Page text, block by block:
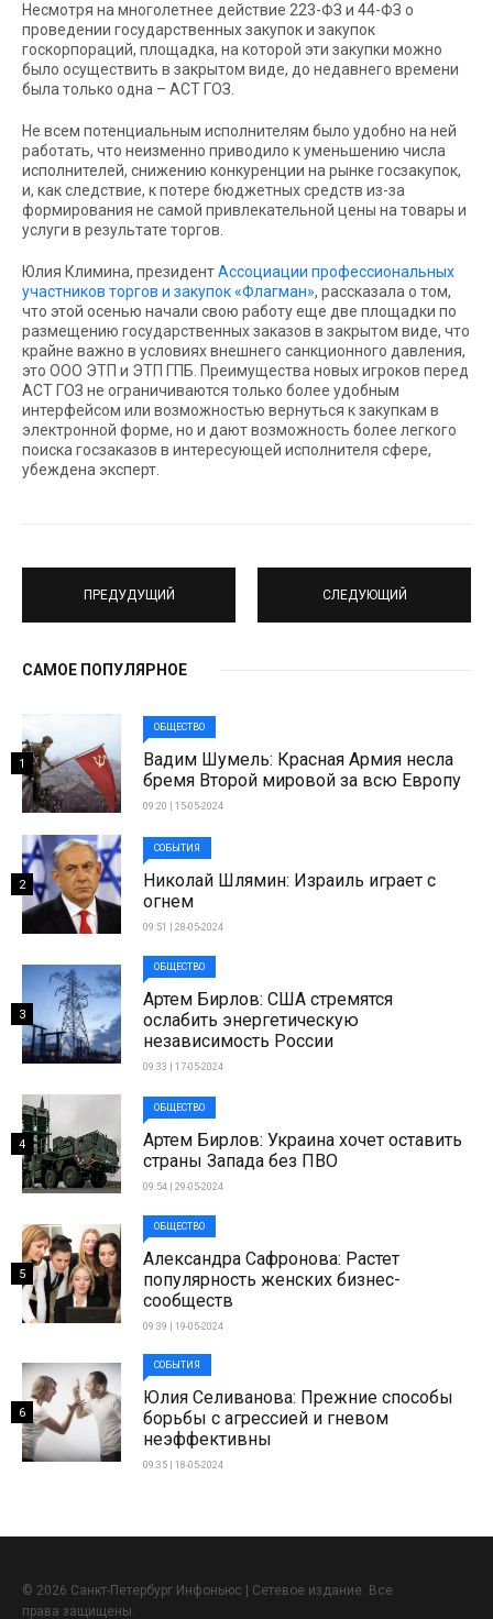
Несмотря на многолетнее действие 223-ФЗ и 44-ФЗ о
проведении государственных закупок и закупок
госкорпораций, площадка, на которой эти закупки можно
было осуществить в закрытом виде, до недавнего времени
была только одна – АСТ ГОЗ.
Не всем потенциальным исполнителям было удобно на ней
работать, что неизменно приводило к уменьшению числа
исполнителей, снижению конкуренции на рынке госзакупок,
и, как следствие, к потере бюджетных средств из-за
формирования не самой привлекательной цены на товары и
услуги в результате торгов.
Юлия Климина, президентАссоциации профессиональных
участников торгов и закупок «Флагман», рассказала о том,
что этой осенью начали свою работу еще две площадки по
размещению государственных заказов в закрытом виде, что
крайне важно в условиях внешнего санкционного давления,
это ООО ЭТП и ЭТП ГПБ. Преимущества новых игроков перед
АСТ ГОЗ не ограничиваются только более удобным
интерфейсом или возможностью вернуться к закупкам в
электронной форме, но и дают возможность более легкого
поиска госзаказов в интересующей исполнителя сфере,
убеждена эксперт.
ПРЕДУДУЩИЙ СЛЕДУЮЩИЙ
САМОЕ ПОПУЛЯРНОЕ
ОБЩЕСТВО
Вадим Шумель: Красная Армия несла
бремя Второй мировой за всю Европу
09:20 | 15-05-2024
1
СОБЫТИЯ
Николай Шлямин: Израиль играет с
огнем
09:51 | 28-05-2024
2
ОБЩЕСТВО
Артем Бирлов: США стремятся
ослабить энергетическую
независимость России
09:33 | 17-05-2024
3
ОБЩЕСТВО
Артем Бирлов: Украина хочет оставить
страны Запада без ПВО
09:54 | 29-05-2024
4
ОБЩЕСТВО
Александра Сафронова: Растет
популярность женских бизнес-
сообществ
09:39 | 19-05-2024
5
СОБЫТИЯ
Юлия Селиванова: Прежние способы
борьбы с агрессией и гневом
неэффективны
09:35 | 18-05-2024
6
© 2026 Санкт-Петербург Инфоньюс | Сетевое издание. Все
права защищены.